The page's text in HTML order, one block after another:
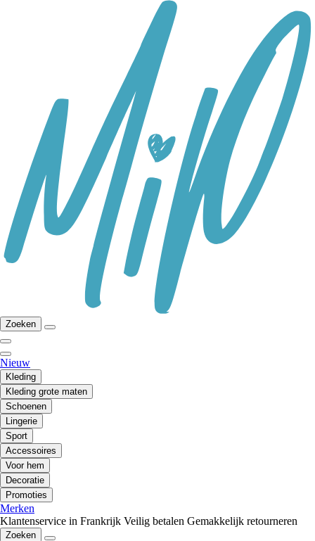
Zoeken
Nieuw
Kleding
Kleding grote maten
Schoenen
Lingerie
Sport
Accessoires
Voor hem
Decoratie
Promoties
Merken
Klantenservice in Frankrijk Veilig betalen Gemakkelijk retourneren
Zoeken